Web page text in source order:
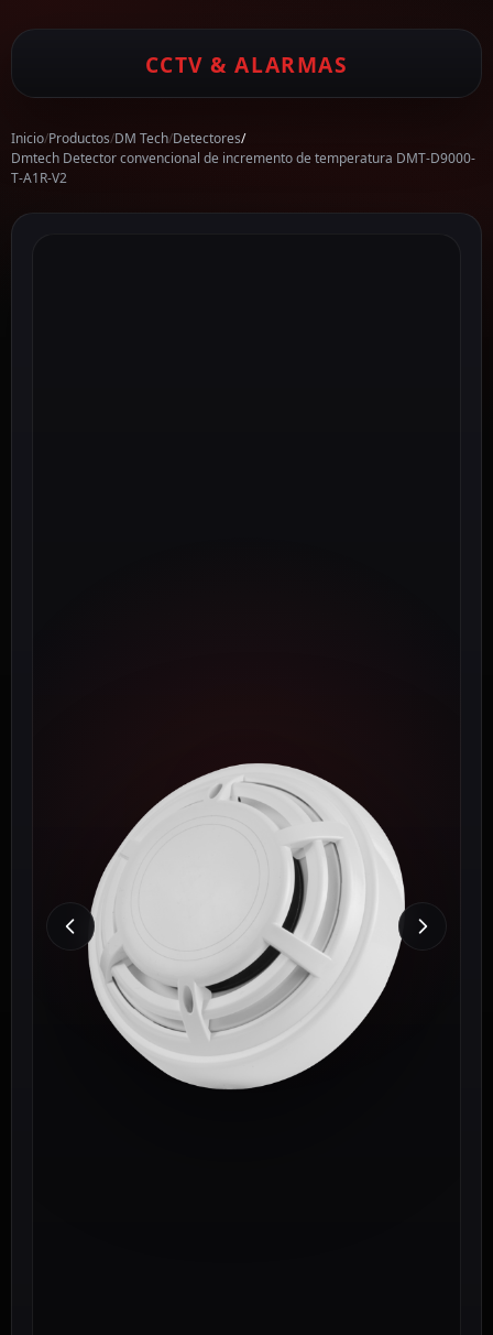
CCTV & ALARMAS
Inicio/Productos/DM Tech/Detectores/
Dmtech Detector convencional de incremento de temperatura DMT-D9000-
T-A1R-V2